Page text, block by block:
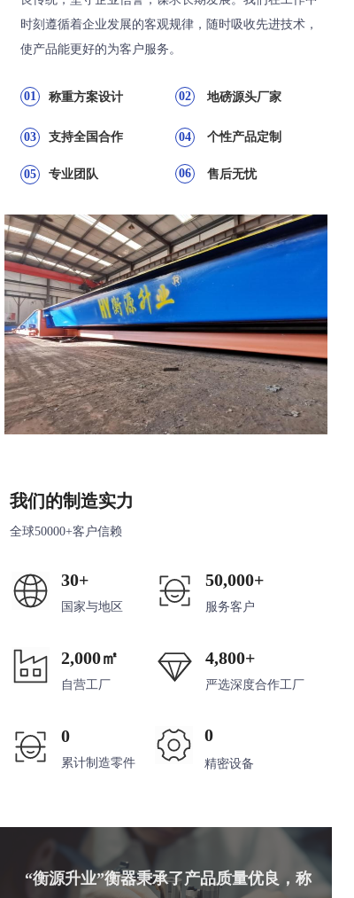
时刻遵循着企业发展的客观规律，随时吸收先进技术，
使产品能更好的为客户服务。
称重方案设计
支持全国合作
专业团队
地磅源头厂家
个性产品定制
售后无忧
01
03
05
02
04
06
我们的制造实力
全球50000+客户信赖
30+
国家与地区
50,000+
服务客户
0
累计制造零件
2,000㎡
自营工厂
4,800+
严选深度合作工厂
0
精密设备
“衡源升业”衡器秉承了产品质量优良，称